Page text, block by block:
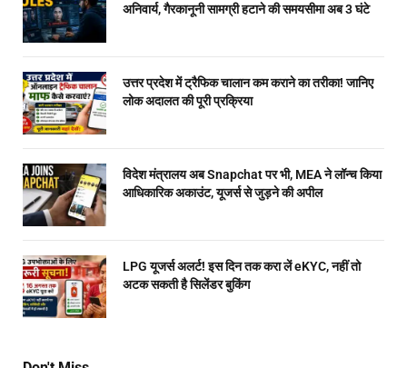
अनिवार्य, गैरकानूनी सामग्री हटाने की समयसीमा अब 3 घंटे
उत्तर प्रदेश में ट्रैफिक चालान कम कराने का तरीका! जानिए
लोक अदालत की पूरी प्रक्रिया
विदेश मंत्रालय अब Snapchat पर भी, MEA ने लॉन्च किया
आधिकारिक अकाउंट, यूजर्स से जुड़ने की अपील
LPG यूजर्स अलर्ट! इस दिन तक करा लें eKYC, नहीं तो
अटक सकती है सिलेंडर बुकिंग